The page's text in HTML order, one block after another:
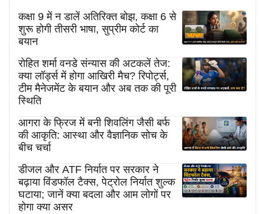
कक्षा 9 में न डालें अतिरिक्त बोझ, कक्षा 6 से
शुरू होगी तीसरी भाषा, सुप्रीम कोर्ट का
बयान
रोहित शर्मा वनडे संन्यास की अटकलें तेज:
क्या लॉर्ड्स में होगा आखिरी मैच? रिपोर्ट्स,
टीम मैनेजमेंट के बयान और अब तक की पूरी
स्थिति
आगरा के फ्रिज में बनी शिवलिंग जैसी बर्फ
की आकृति: आस्था और वैज्ञानिक सोच के
बीच चर्चा
डीजल और ATF निर्यात पर सरकार ने
बढ़ाया विंडफॉल टैक्स, पेट्रोल निर्यात शुल्क
घटाया; जानें क्या बदला और आम लोगों पर
होगा क्या असर